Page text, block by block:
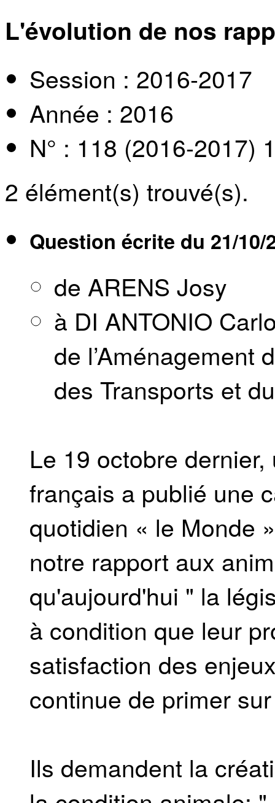
L'évolution de nos
Session : 2016-2017
Année : 2016
N° : 118 (2016-2017)
2 élément(s) trouvé(s).
Question écrite du 21/10/
de ARENS Josy
à DI ANTONIO
de l’Aménagement
des Transports et
Le 19 octobre
français a publié une
quotidien « le Monde
notre rapport aux
qu'aujourd'hui " la
à condition que leur
satisfaction des
continue de primer
Ils demandent la